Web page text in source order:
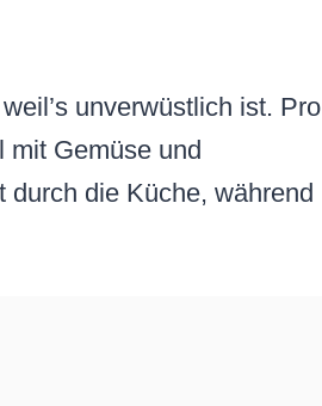
unverwüstlich ist. Pro
mit Gemüse und
die Küche, während